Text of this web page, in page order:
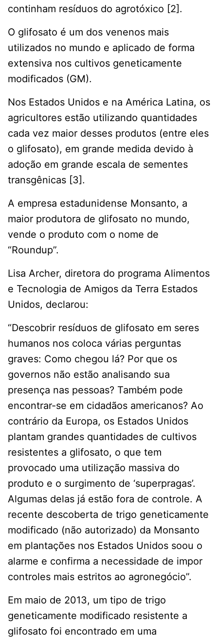
continham resíduos do agrotóxico [2].
O glifosato é um dos venenos mais
utilizados no mundo e aplicado de forma
extensiva nos cultivos geneticamente
modificados (GM).
Nos Estados Unidos e na América Latina, os
agricultores estão utilizando quantidades
cada vez maior desses produtos (entre eles
o glifosato), em grande medida devido à
adoção em grande escala de sementes
transgênicas [3].
A empresa estadunidense Monsanto, a
maior produtora de glifosato no mundo,
vende o produto com o nome de
“Roundup”.
Lisa Archer, diretora do programa Alimentos
e Tecnologia de Amigos da Terra Estados
Unidos, declarou:
“Descobrir resíduos de glifosato em seres
humanos nos coloca várias perguntas
graves: Como chegou lá? Por que os
governos não estão analisando sua
presença nas pessoas? Também pode
encontrar-se em cidadãos americanos? Ao
contrário da Europa, os Estados Unidos
plantam grandes quantidades de cultivos
resistentes a glifosato, o que tem
provocado uma utilização massiva do
produto e o surgimento de ‘superpragas’.
Algumas delas já estão fora de controle. A
recente descoberta de trigo geneticamente
modificado (não autorizado) da Monsanto
em plantações nos Estados Unidos soou o
alarme e confirma a necessidade de impor
controles mais estritos ao agronegócio”.
Em maio de 2013, um tipo de trigo
geneticamente modificado resistente a
glifosato foi encontrado em uma